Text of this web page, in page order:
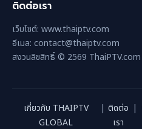
ติดต่อเรา
เว็บไซต์: www.thaiptv.com
อีเมล: contact@thaiptv.com
สงวนลิขสิทธิ์ © 2569
เกี่ยวกับ THAIPTV
GLOBAL
| ติดต่อ
เรา
|